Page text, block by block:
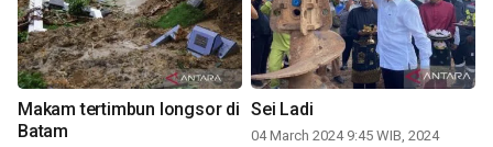
Makam tertimbun longsor di
Batam
Sei Ladi
04 March 2024 9:45 WIB, 2024